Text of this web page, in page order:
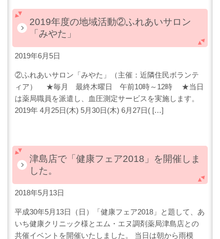
2019年度の地域活動②ふれあいサロン
「みやた」
2019年6月5日
②ふれあいサロン「みやた」（主催：近隣住民ボランテ
ィア） ★毎月 最終木曜日 午前10時～12時 ★当日
は薬局職員を派遣し、血圧測定サービスを実施します。
2019年 4月25日(木) 5月30日(木) 6月27日( […]
津島店で「健康フェア2018」を開催しま
した。
2018年5月13日
平成30年5月13日（日）「健康フェア2018」と題して、あ
いち健康クリニック様とエム・エヌ調剤薬局津島店との
共催イベントを開催いたしました。 当日は朝から雨模